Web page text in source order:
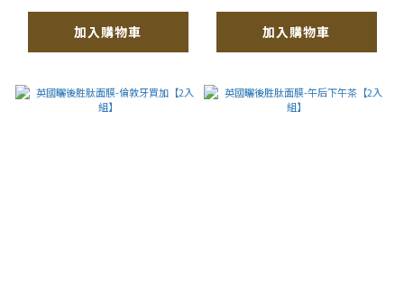
加入購物車 加入購物車